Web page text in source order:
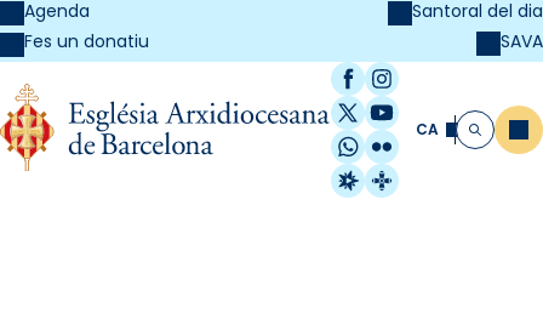
Agenda
Fes un donatiu
Santoral del dia
SAVA
Facebook
Instagram
X / Twitter
YouTube
WhatsApp
Flickr
Radio Estel
Catalunya
CA Cerca